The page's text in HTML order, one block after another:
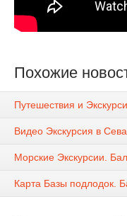
Похожие
Путешествия и
Видео Экскурсия в
Морские Экскурсии.
Карта Базы подлодок.